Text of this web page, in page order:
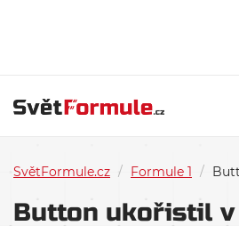
SvětFormule.cz / Formule 1 /
Button ukořistil